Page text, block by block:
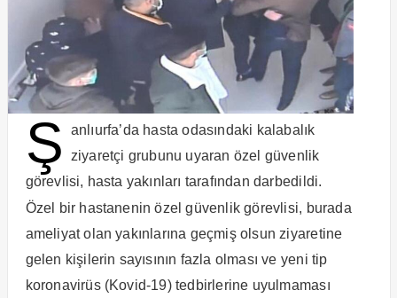
Ş
anlıurfa’da hasta odasındaki kalabalık
ziyaretçi grubunu uyaran özel güvenlik
görevlisi, hasta yakınları tarafından darbedildi.
Özel bir hastanenin özel güvenlik görevlisi, burada
ameliyat olan yakınlarına geçmiş olsun ziyaretine
gelen kişilerin sayısının fazla olması ve yeni tip
koronavirüs (Kovid-19) tedbirlerine uyulmaması